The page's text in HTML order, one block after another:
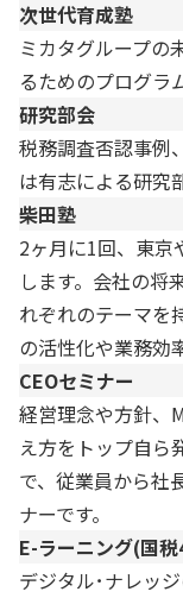
次世代育成塾
ミカタグループの
るためのプログラ
研究部会
税務調査否認事例
は有志による研究
柴田塾
2ヶ月に1回、東京
します。会社の将
れぞれのテーマを
の活性化や業務効
CEOセミナー
経営理念や方針、
え方をトップ自ら
で、従業員から社
ナーです。
E-ラーニング(国
デジタル･ナレッ